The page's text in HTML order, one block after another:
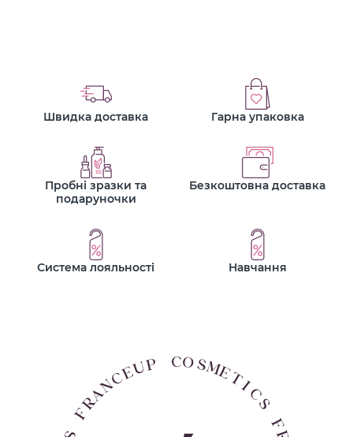
Швидка доставка Гарна упаковка
Пробні зразки та
подаруночки
Безкоштовна доставка
Система лояльності Навчання